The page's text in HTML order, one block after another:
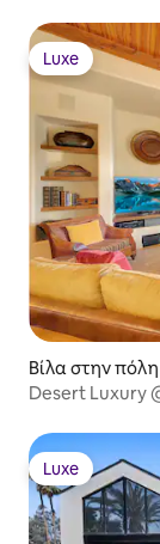
Luxe
Luxe
Βίλα στην
Desert Luxury
Luxe
Luxe